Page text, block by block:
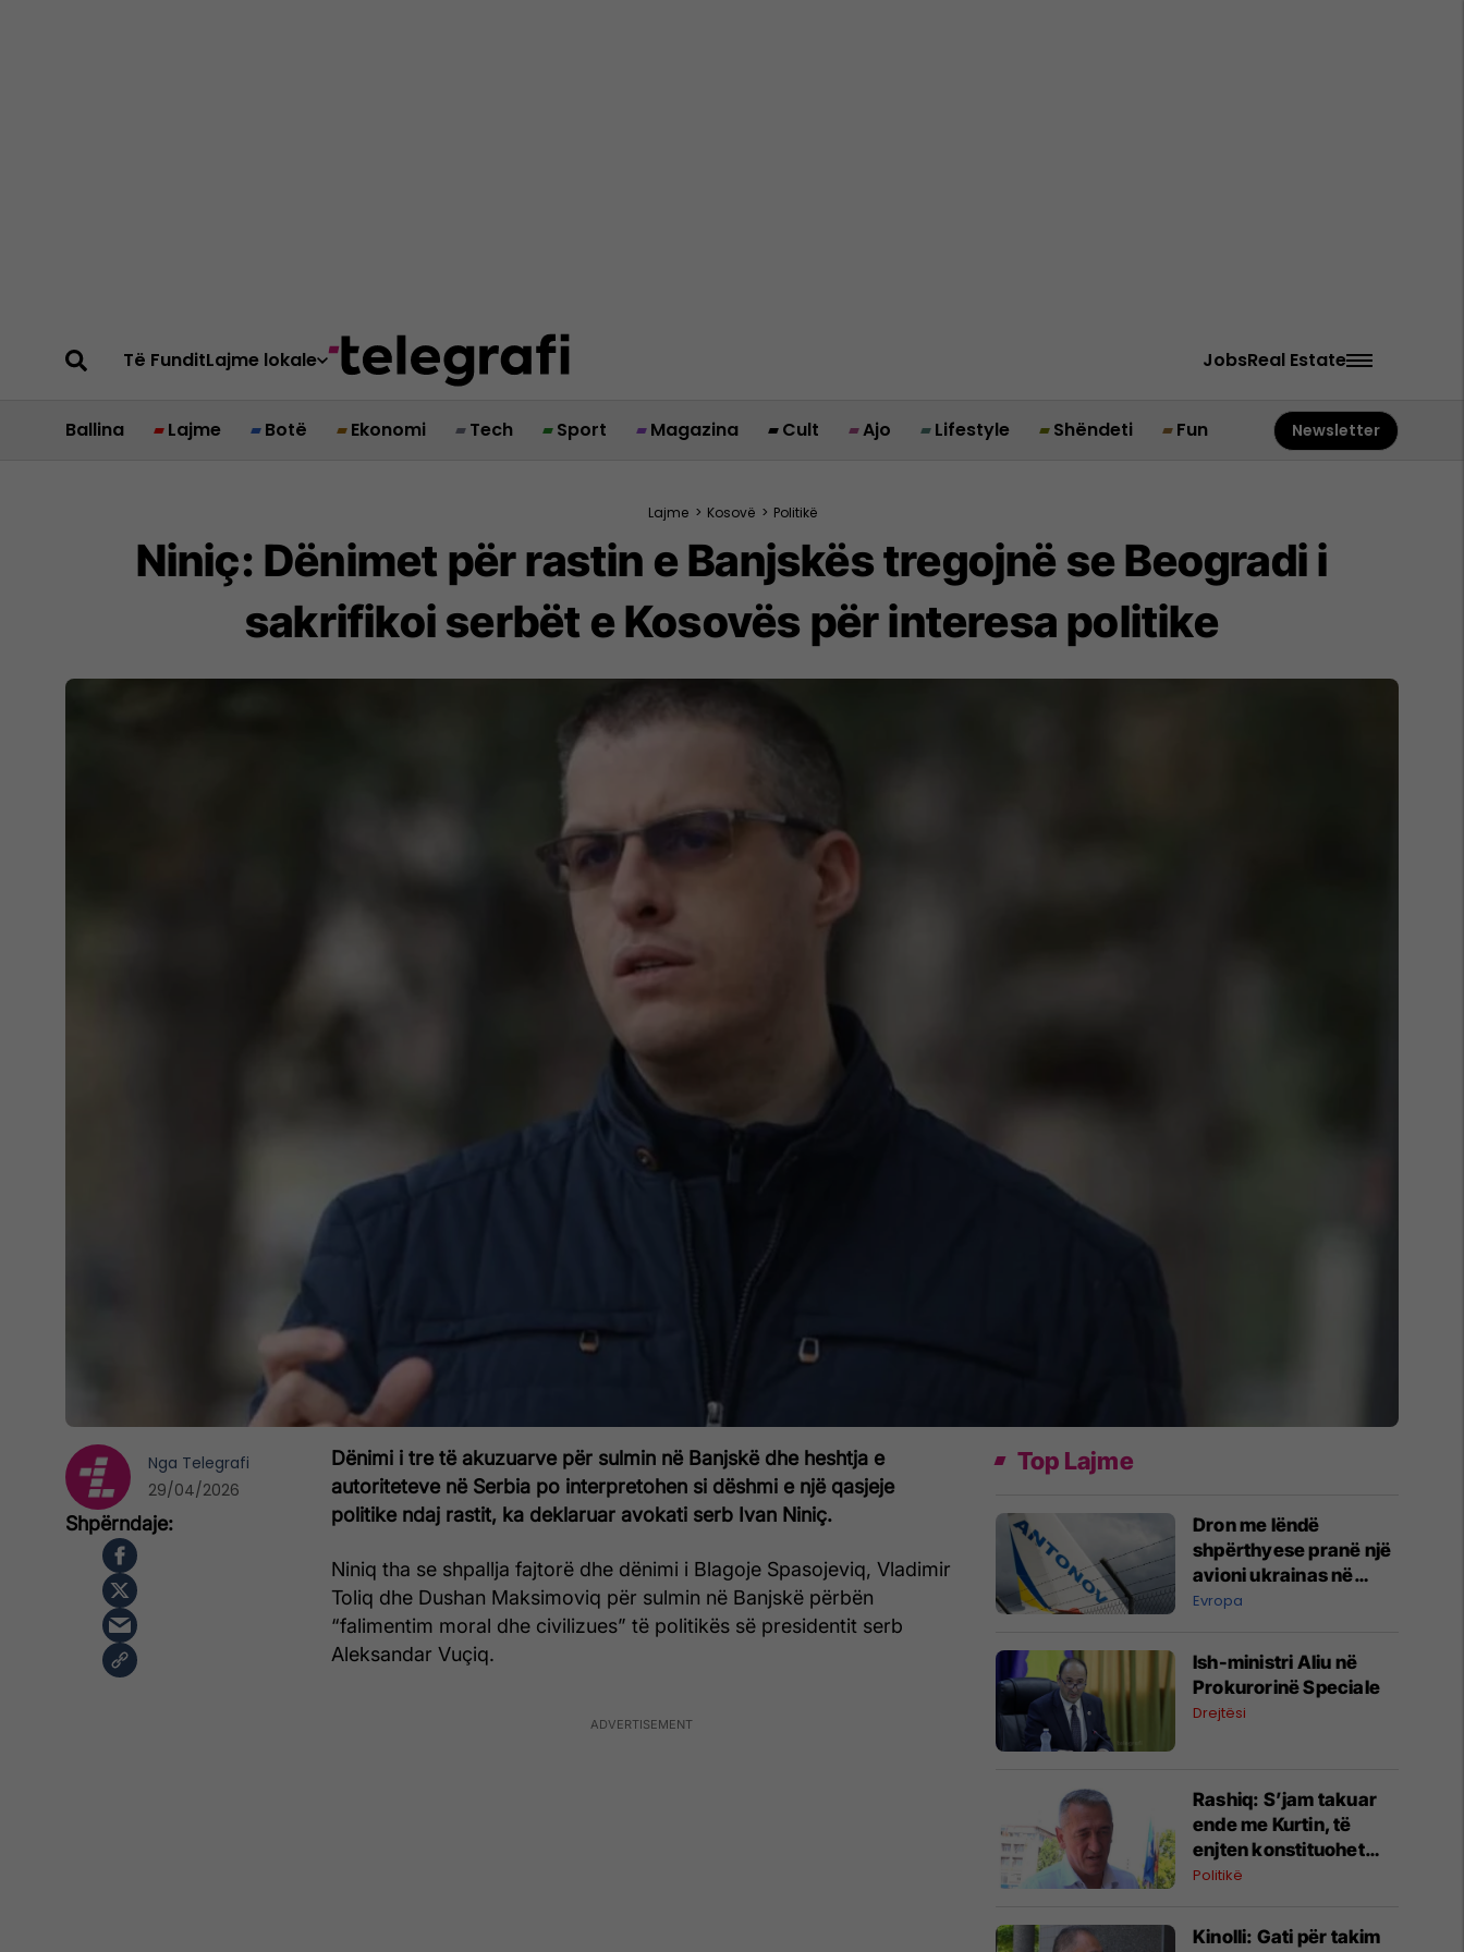
Të FunditLajme lokale JobsReal Estate
Ballina Lajme Botë Ekonomi Tech Sport Magazina Cult Ajo Lifestyle Shëndeti Fun Newsletter
Lajme > Kosovë > Politikë
Niniç: Dënimet për rastin e Banjskës tregojnë se Beogradi i
sakrifikoi serbët e Kosovës për interesa politike
Dënimi i tre të akuzuarve për sulmin në Banjskë dhe heshtja e
autoriteteve në Serbia po interpretohen si dëshmi e një qasjeje
politike ndaj rastit, ka deklaruar avokati serb Ivan Niniç.
Niniq tha se shpallja fajtorë dhe dënimi i Blagoje Spasojeviq, Vladimir
Toliq dhe Dushan Maksimoviq për sulmin në Banjskë përbën
“falimentim moral dhe civilizues” të politikës së presidentit serb
Aleksandar Vuçiq.
Nga Telegrafi
29/04/2026
Top Lajme
Dron me lëndë
shpërthyese pranë një
avioni ukrainas në
Leipzig
Evropa
Ish-ministri ​Aliu në
Prokurorinë Speciale
Drejtësi
​Rashiq: S’jam takuar
ende me Kurtin, të
enjten konstituohet
kuvendi por s’votohet
Politikë
Kinolli: Gati për takim